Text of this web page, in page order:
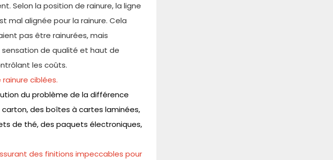
Selon la position de rainure, la ligne
mal alignée pour la rainure. Cela
pas être rainurées, mais
de qualité et haut de
les coûts.
ciblées.
du problème de la différence
des boîtes à cartes laminées,
de thé, des paquets électroniques,
des finitions impeccables pour